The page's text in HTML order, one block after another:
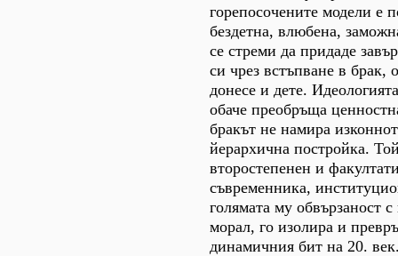
горепосочените модели е
бездетна, влюбена,
се стреми да придаде
си чрез встъпване в брак,
донесе и дете.
обаче преобръща
бракът не намира
йерархична постройка.
второстепенен и
съвременника,
голямата му обвързаност
морал, го изолира и
динамичния бит на 20.